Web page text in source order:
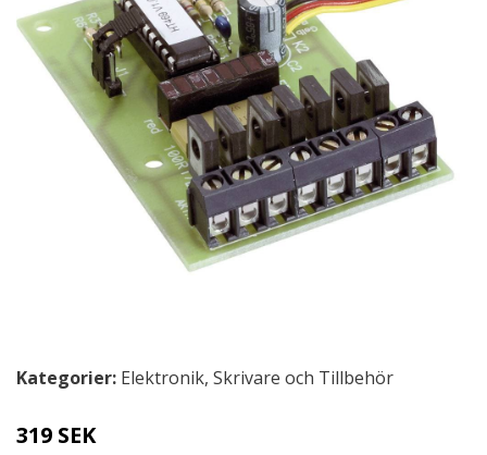
Kategorier: Elektronik, Skrivare och Tillbehör
319 SEK